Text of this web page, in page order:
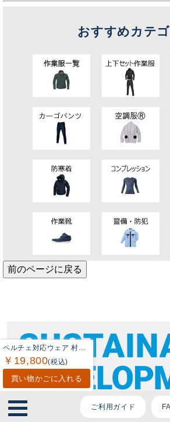
ご利用ガイド
おすすめカテゴ
前のページに戻る
キンショウお問い合わ
こんにちは！
ております。
🦺 購入前によくあるご質
❓ その他のご質問
ペルチェ対応ウェア 村上被服 HOOH 鳳凰 作業服 PV555 ペルチェベストセット（四角形） M-3L 春夏 作業着 おしゃれ
￥19,800(税込)
買い物かごに入れる